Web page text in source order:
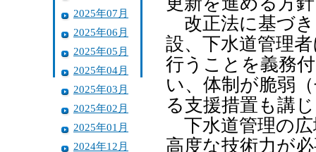
2025年07月
2025年06月
2025年05月
2025年04月
2025年03月
2025年02月
2025年01月
2024年12月
改正法に基づき
設、下水道管理
行うことを義務
い、体制が脆弱
る支援措置も講
下水道管理の広
高度な技術力が